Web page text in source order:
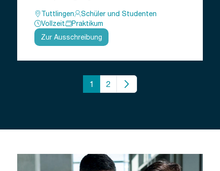
Tuttlingen
Schüler und Studenten
Vollzeit
Praktikum
Zur Ausschreibung
1 2